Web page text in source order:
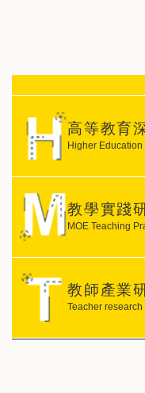
高等教育
Higher
教學實踐
MOE Teaching
教師產業
Teacher